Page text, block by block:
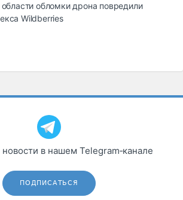
обломки дрона повредили
Wildberries
в нашем Telegram‑канале
ПОДПИСАТЬСЯ